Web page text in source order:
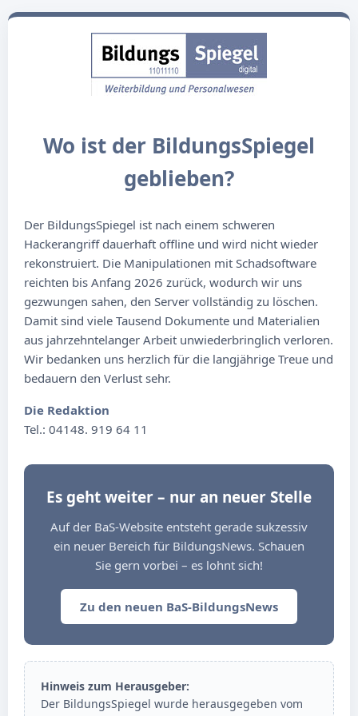
Wo ist der BildungsSpiegel
geblieben?
Der BildungsSpiegel ist nach einem schweren
Hackerangriff dauerhaft offline und wird nicht wieder
rekonstruiert. Die Manipulationen mit Schadsoftware
reichten bis Anfang 2026 zurück, wodurch wir uns
gezwungen sahen, den Server vollständig zu löschen.
Damit sind viele Tausend Dokumente und Materialien
aus jahrzehntelanger Arbeit unwiederbringlich verloren.
Wir bedanken uns herzlich für die langjährige Treue und
bedauern den Verlust sehr.
Die Redaktion
Tel.: 04148. 919 64 11
Es geht weiter – nur an neuer Stelle
Auf der BaS-Website entsteht gerade sukzessiv
ein neuer Bereich für BildungsNews. Schauen
Sie gern vorbei – es lohnt sich!
Zu den neuen BaS-BildungsNews
Hinweis zum Herausgeber:
Der BildungsSpiegel wurde herausgegeben vom